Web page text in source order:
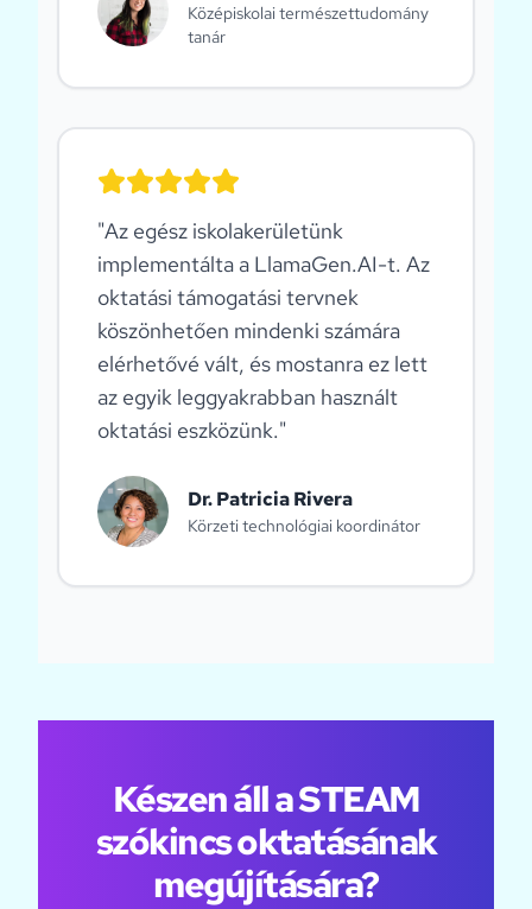
Középiskolai természettudomány
tanár
"Az egész iskolakerületünk
implementálta a LlamaGen.AI-t. Az
oktatási támogatási tervnek
köszönhetően mindenki számára
elérhetővé vált, és mostanra ez lett
az egyik leggyakrabban használt
oktatási eszközünk."
Dr. Patricia Rivera
Körzeti technológiai koordinátor
Készen áll a STEAM
szókincs oktatásának
megújítására?